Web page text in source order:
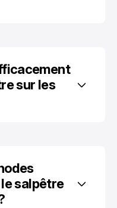
sur les
salpêtre